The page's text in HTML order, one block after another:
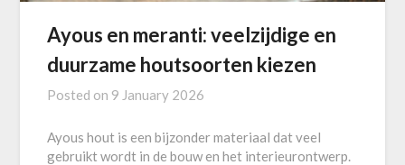
Ayous en meranti: veelzijdige en
duurzame houtsoorten kiezen
Posted on 9 January 2026
Ayous hout is een bijzonder materiaal dat veel
gebruikt wordt in de bouw en het interieurontwerp.